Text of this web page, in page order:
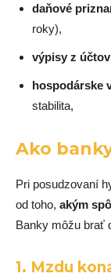
daňové
roky),
výpisy z účtov
hospodárske
stabilita,
Ako
Pri posudzovaní
od toho, akým
Banky môžu brať
1. Mzdu